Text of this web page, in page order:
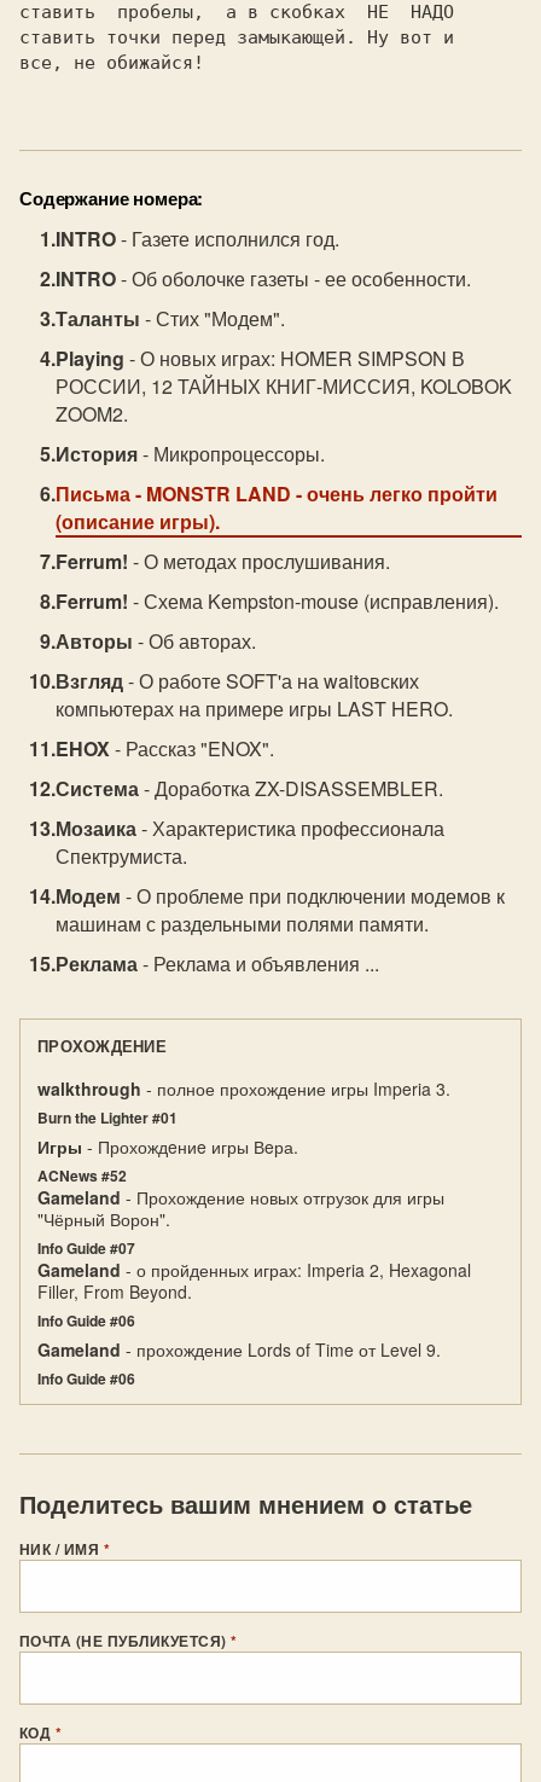
ставить  пробелы,  а в скобках  НЕ  НАДО
ставить точки перед замыкающей. Ну вот и
все, не обижайся!
Содержание номера:
INTRO- Газете исполнился год.
INTRO- Об оболочке газеты - ее особенности.
Таланты - Стих "Модем".
Playing - О новых играх: HOMER SIMPSON В
РОССИИ, 12 ТАЙНЫХ КНИГ-МИССИЯ, KOLOBOK
ZOOM2.
История- Микропроцессоры.
Письма- MONSTR LAND - очень легко пройти
(описание игры).
Ferrum! - О методах прослушивания.
Ferrum! - Схема Kempston-mouse (исправления).
Авторы - Об авторах.
Взгляд- О работе SOFT'а на waitовских
компьютерах на примере игры LAST HERO.
EHOX- Рассказ "ENOX".
Система- Доработка ZX-DISASSEMBLER.
Мозаика- Характеристика профессионала
Спектрумиста.
Модем - О проблеме при подключении модемов к
машинам с раздельными полями памяти.
Реклама- Реклама и объявления ...
ПРОХОЖДЕНИЕ
walkthrough - полное прохождение игры Imperia 3.
Burn the Lighter #01
Игры - Прохождeниe игры Вeра.
ACNews #52
Gameland - Прохождение новых отгрузок для игры
"Чёрный Ворон".
Info Guide #07
Gameland - о пройденных играх: Imperia 2, Hexagonal
Filler, From Beyond.
Info Guide #06
Gameland - прохождение Lords of Time от Level 9.
Info Guide #06
Поделитесь вашим мнением о статье
НИК / ИМЯ *
ПОЧТА (НЕ ПУБЛИКУЕТСЯ)*
КОД *